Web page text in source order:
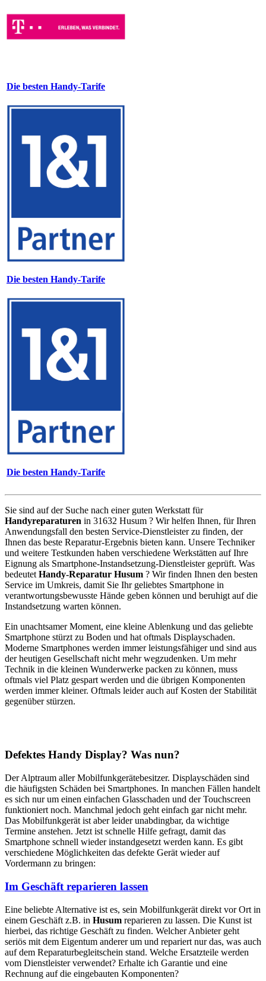
Die besten Handy-Tarife
Die besten Handy-Tarife
Die besten Handy-Tarife
Sie sind auf der Suche nach einer guten Werkstatt für
Handyreparaturen in 31632 Husum ? Wir helfen Ihnen, für Ihren
Anwendungsfall den besten Service-Dienstleister zu finden, der
Ihnen das beste Reparatur-Ergebnis bieten kann. Unsere Techniker
und weitere Testkunden haben verschiedene Werkstätten auf Ihre
Eignung als Smartphone-Instandsetzung-Dienstleister geprüft. Was
bedeutet Handy-Reparatur Husum ? Wir finden Ihnen den besten
Service im Umkreis, damit Sie Ihr geliebtes Smartphone in
verantwortungsbewusste Hände geben können und beruhigt auf die
Instandsetzung warten können.
Ein unachtsamer Moment, eine kleine Ablenkung und das geliebte
Smartphone stürzt zu Boden und hat oftmals Displayschaden.
Moderne Smartphones werden immer leistungsfähiger und sind aus
der heutigen Gesellschaft nicht mehr wegzudenken. Um mehr
Technik in die kleinen Wunderwerke packen zu können, muss
oftmals viel Platz gespart werden und die übrigen Komponenten
werden immer kleiner. Oftmals leider auch auf Kosten der Stabilität
gegenüber stürzen.
Defektes Handy Display? Was nun?
Der Alptraum aller Mobilfunkgerätebesitzer. Displayschäden sind
die häufigsten Schäden bei Smartphones. In manchen Fällen handelt
es sich nur um einen einfachen Glasschaden und der Touchscreen
funktioniert noch. Manchmal jedoch geht einfach gar nicht mehr.
Das Mobilfunkgerät ist aber leider unabdingbar, da wichtige
Termine anstehen. Jetzt ist schnelle Hilfe gefragt, damit das
Smartphone schnell wieder instandgesetzt werden kann. Es gibt
verschiedene Möglichkeiten das defekte Gerät wieder auf
Vordermann zu bringen:
Im Geschäft reparieren lassen
Eine beliebte Alternative ist es, sein Mobilfunkgerät direkt vor Ort in
einem Geschäft z.B. in Husum reparieren zu lassen. Die Kunst ist
hierbei, das richtige Geschäft zu finden. Welcher Anbieter geht
seriös mit dem Eigentum anderer um und repariert nur das, was auch
auf dem Reparaturbegleitschein stand. Welche Ersatzteile werden
vom Dienstleister verwendet? Erhalte ich Garantie und eine
Rechnung auf die eingebauten Komponenten?